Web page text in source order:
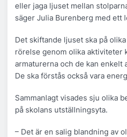
eller jaga ljuset mellan
säger Julia Burenberg med ett
Det skiftande ljuset ska på
rörelse genom olika aktiviteter
armaturerna och de kan enkelt
De ska förstås också vara
Sammanlagt visades sju olika
på skolans utställningsyta.
– Det är en salig blandning av